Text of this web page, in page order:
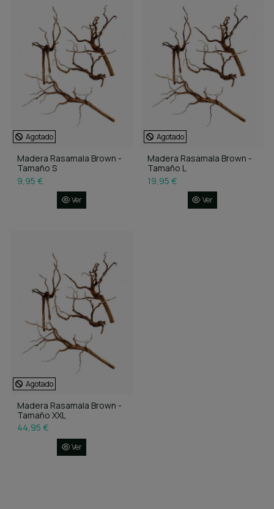
Agotado
Madera Rasamala Brown -
Tamaño S
9,95 €
Ver
Agotado
Madera Rasamala Brown -
Tamaño L
19,95 €
Ver
Agotado
Madera Rasamala Brown -
Tamaño XXL
44,95 €
Ver